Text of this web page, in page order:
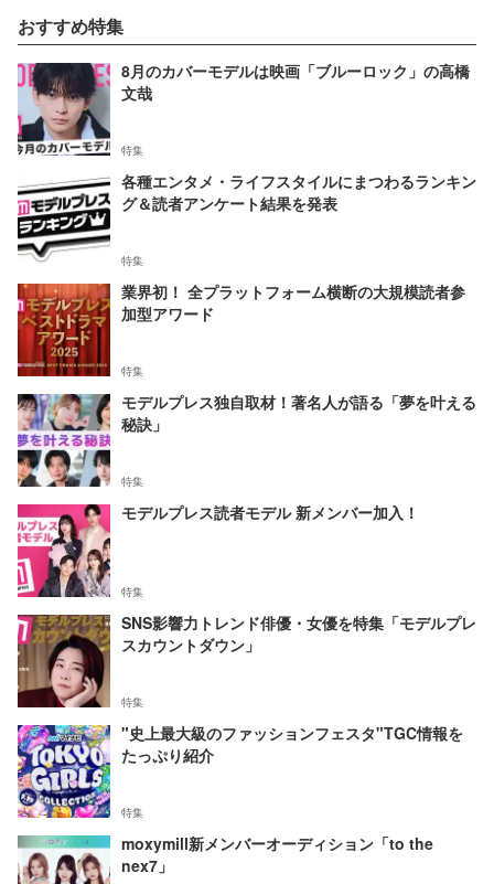
おすすめ特集
8月のカバーモデルは映画「ブルーロック」の高橋
文哉
特集
各種エンタメ・ライフスタイルにまつわるランキン
グ＆読者アンケート結果を発表
特集
業界初！ 全プラットフォーム横断の大規模読者参
加型アワード
特集
モデルプレス独自取材！著名人が語る「夢を叶える
秘訣」
特集
モデルプレス読者モデル 新メンバー加入！
特集
SNS影響力トレンド俳優・女優を特集「モデルプレ
スカウントダウン」
特集
"史上最大級のファッションフェスタ"TGC情報を
たっぷり紹介
特集
moxymill新メンバーオーディション「to the
nex7」